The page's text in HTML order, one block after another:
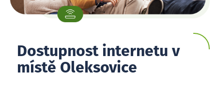
Dostupnost internetu v
místě Oleksovice